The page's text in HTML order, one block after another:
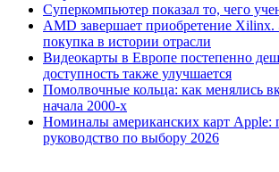
Суперкомпьютер показал то, чего
AMD завершает приобретение
покупка в истории отрасли
Видеокарты в Европе постепенно
доступность также улучшается
Помолвочные кольца: как менялись
начала 2000-х
Номиналы американских карт Apple:
руководство по выбору 2026